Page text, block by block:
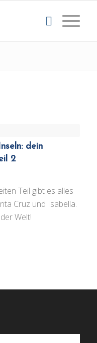
dein
2
Teil gibt es alles
Cruz und Isabella.
Welt!